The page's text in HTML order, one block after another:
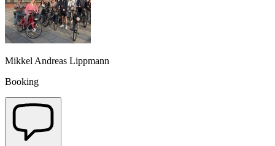
Mikkel Andreas Lippmann
Booking